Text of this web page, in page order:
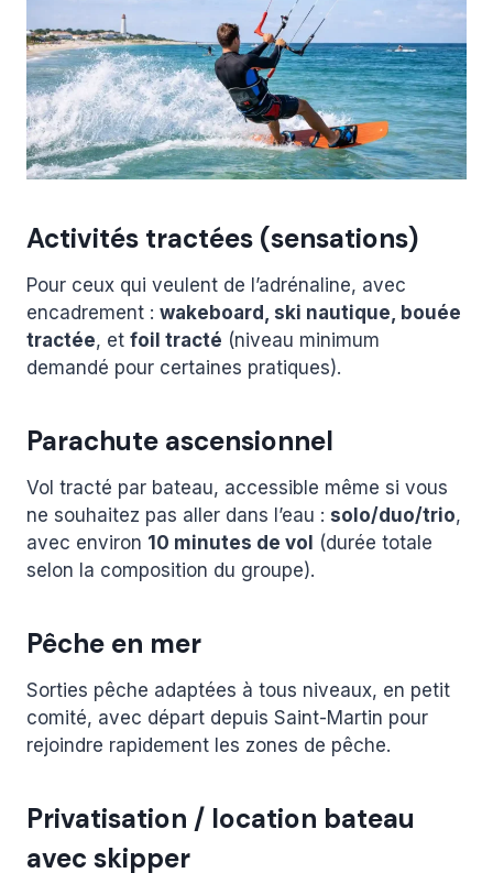
Activités tractées (sensations)
Pour ceux qui veulent de l’adrénaline, avec
encadrement : wakeboard, ski nautique, bouée
tractée, et foil tracté (niveau minimum
demandé pour certaines pratiques).
Parachute ascensionnel
Vol tracté par bateau, accessible même si vous
ne souhaitez pas aller dans l’eau : solo/duo/trio,
avec environ 10 minutes de vol
(durée totale
selon la composition du groupe).
Pêche en mer
Sorties pêche adaptées à tous niveaux, en petit
comité, avec départ depuis Saint-Martin pour
rejoindre rapidement les zones de pêche.
Privatisation / location bateau
avec skipper